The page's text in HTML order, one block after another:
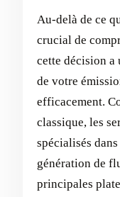
Au-delà de ce
crucial de
cette décision
de votre
efficacement.
classique, les
spécialisés
génération de
principales